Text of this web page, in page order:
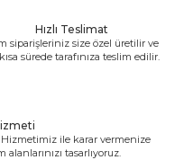
Hızlı Teslimat
siparişleriniz size özel üretilir ve
sürede tarafınıza teslim edilir.
ile karar vermenize
tasarlıyoruz.